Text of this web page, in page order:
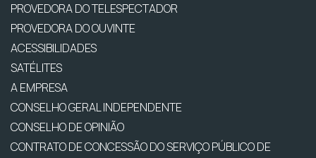
PROVEDORA DO TELESPECTADOR
PROVEDORA DO OUVINTE
ACESSIBILIDADES
SATÉLITES
A EMPRESA
CONSELHO GERAL INDEPENDENTE
CONSELHO DE OPINIÃO
CONTRATO DE CONCESSÃO DO SERVIÇO PÚBLICO DE